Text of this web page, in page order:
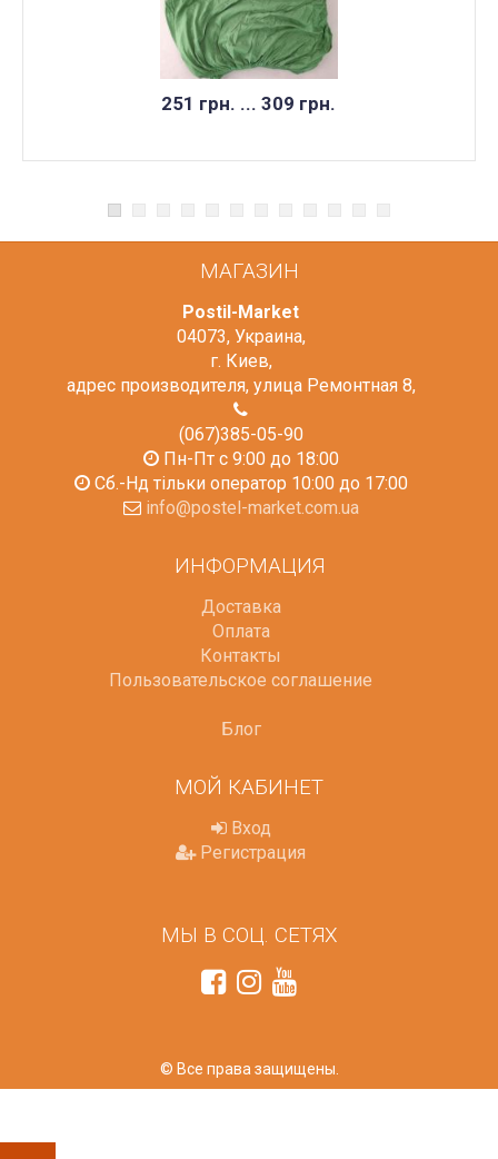
251 грн. ... 309 грн.
МАГАЗИН
Postil-Market
04073, Украина,
г. Киев,
адрес производителя, улица Ремонтная 8,
(067)385-05-90
Пн-Пт с 9:00 до 18:00
Сб.-Нд тільки оператор 10:00 до 17:00
info@postel-market.com.ua
ИНФОРМАЦИЯ
Доставка
Оплата
Контакты
Пользовательское соглашение
Блог
МОЙ КАБИНЕТ
Вход
Регистрация
МЫ В СОЦ. СЕТЯХ
© Все права защищены.